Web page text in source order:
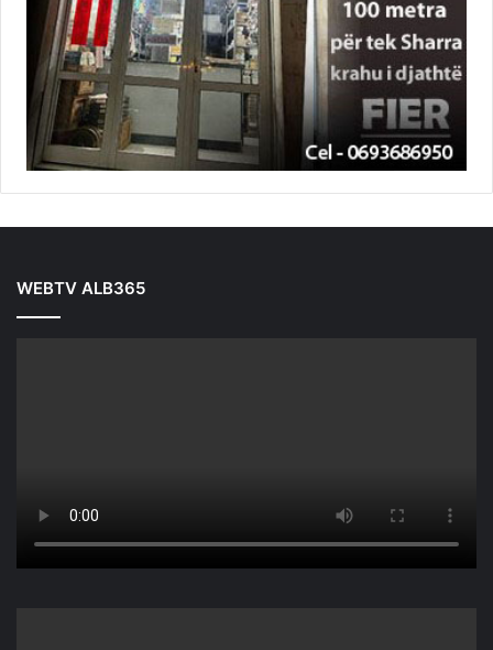
WEBTV ALB365